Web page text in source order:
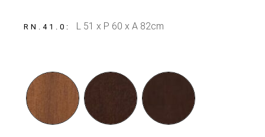
RN.41.0 L 51 x P 60 x A 82cm